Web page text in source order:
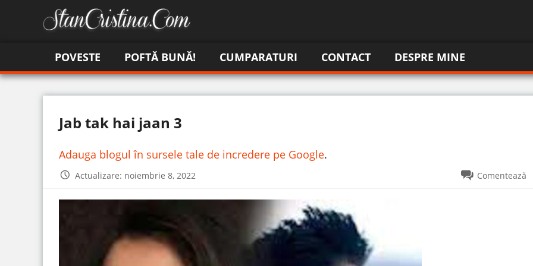
POVESTE POFTĂ BUNĂ! CUMPARATURI CONTACT DESPRE MINE
Jab tak hai jaan 3
Adauga blogul în sursele tale de incredere pe Google.
Actualizare: noiembrie 8, 2022 Comentează